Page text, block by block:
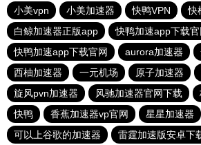
小美vpn
小美加速器 快鸭VPN
快
白鲸加速器正版app
快鸭加速app下载官
快鸭加速app下载官网
aurora加速器
西柚加速器
一元机场 原子加速器
旋风pvn加速器
风驰加速器官网下载
快鸭
香蕉加速器vp官网
星星加速器
可以上谷歌的加速器
雷霆加速版安卓下